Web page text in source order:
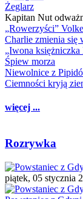
Żeglarz
Kapitan Nut
„Rowerzyści”
Charlie zmienia się
„Iwona księżniczka
Śpiew morza
Niewolnice z
Ciemności kryją
więcej ...
Rozrywka
piątek, 05 stycznia